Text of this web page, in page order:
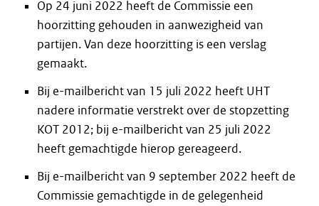
Op 24 juni 2022 heeft de Commissie een
hoorzitting gehouden in aanwezigheid van
partijen. Van deze hoorzitting is een verslag
gemaakt.
Bij e-mailbericht van 15 juli 2022 heeft UHT
nadere informatie verstrekt over de stopzetting
KOT 2012; bij e-mailbericht van 25 juli 2022
heeft gemachtigde hierop gereageerd.
Bij e-mailbericht van 9 september 2022 heeft de
Commissie gemachtigde in de gelegenheid